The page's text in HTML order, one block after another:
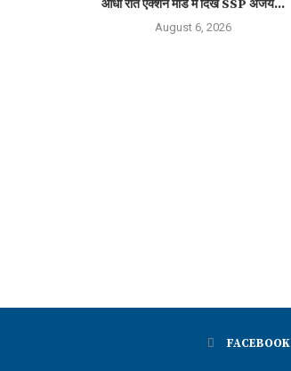
आधी रात एक्शन मोड में दिखे SSP अजय...
August 6, 2026
FACEBOOK